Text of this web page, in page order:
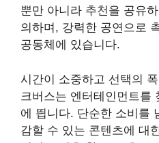
뿐만 아니라 추천을 공유
의하며, 강력한 공연으로
공동체에 있습니다.
시간이 소중하고 선택의
크버스는 엔터테인먼트를
에 띕니다. 단순한 소비를
감할 수 있는 콘텐츠에 대